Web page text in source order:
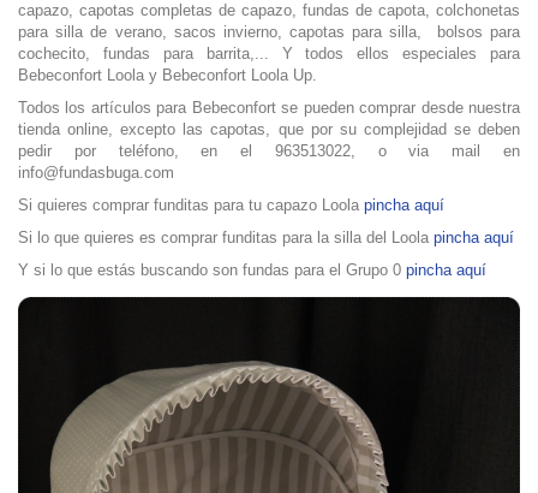
capazo, capotas completas de capazo, fundas de capota, colchonetas
para silla de verano, sacos invierno, capotas para silla, bolsos para
cochecito, fundas para barrita,... Y todos ellos especiales para
Bebeconfort Loola y Bebeconfort Loola Up.
Todos los artículos para Bebeconfort se pueden comprar desde nuestra
tienda online, excepto las capotas, que por su complejidad se deben
pedir por teléfono, en el 963513022, o via mail en
info@fundasbuga.com
Si quieres comprar funditas para tu capazo Loola pincha aquí
Si lo que quieres es comprar funditas para la silla del Loola pincha aquí
Y si lo que estás buscando son fundas para el Grupo 0 pincha aquí